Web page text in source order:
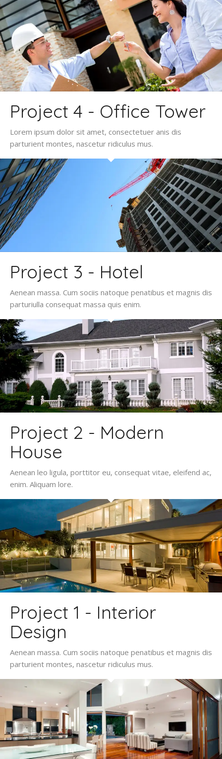
Project 4 - Office Tower
Lorem ipsum dolor sit amet, consectetuer anis dis
parturient montes, nascetur ridiculus mus.
Project 3 - Hotel
Aenean massa. Cum sociis natoque penatibus et magnis dis
parturiulla consequat massa quis enim.
Project 2 - Modern
House
Aenean leo ligula, porttitor eu, consequat vitae, eleifend ac,
enim. Aliquam lore.
Project 1 - Interior
Design
Aenean massa. Cum sociis natoque penatibus et magnis dis
parturient montes, nascetur ridiculus mus.